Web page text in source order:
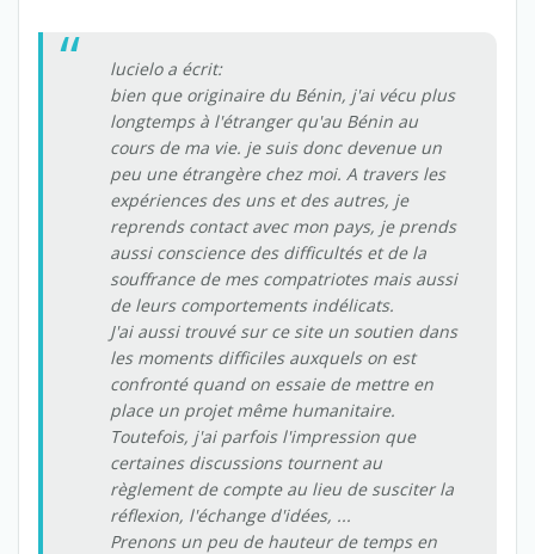
lucielo a écrit:
bien que originaire du Bénin, j'ai vécu plus
longtemps à l'étranger qu'au Bénin au
cours de ma vie. je suis donc devenue un
peu une étrangère chez moi. A travers les
expériences des uns et des autres, je
reprends contact avec mon pays, je prends
aussi conscience des difficultés et de la
souffrance de mes compatriotes mais aussi
de leurs comportements indélicats.
J'ai aussi trouvé sur ce site un soutien dans
les moments difficiles auxquels on est
confronté quand on essaie de mettre en
place un projet même humanitaire.
Toutefois, j'ai parfois l'impression que
certaines discussions tournent au
règlement de compte au lieu de susciter la
réflexion, l'échange d'idées, ...
Prenons un peu de hauteur de temps en